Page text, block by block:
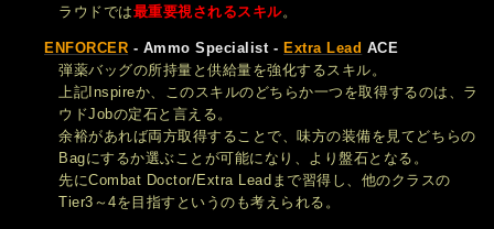
ラウドでは最重要視されるスキル。
ENFORCER - Ammo Specialist - Extra Lead ACE
弾薬バッグの所持量と供給量を強化するスキル。
上記Inspireか、このスキルのどちらか一つを取得するのは、ラ
ウドJobの定石と言える。
余裕があれば両方取得することで、味方の装備を見てどちらの
Bagにするか選ぶことが可能になり、より盤石となる。
先にCombat Doctor/Extra Leadまで習得し、他のクラスの
Tier3～4を目指すというのも考えられる。